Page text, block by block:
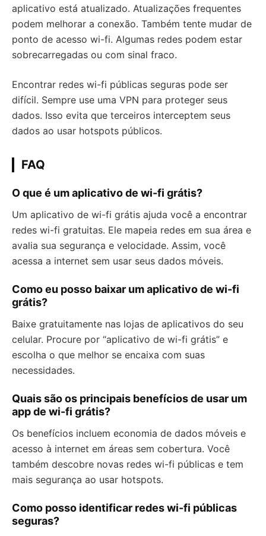
aplicativo está atualizado. Atualizações frequentes
podem melhorar a conexão. Também tente mudar de
ponto de acesso wi-fi. Algumas redes podem estar
sobrecarregadas ou com sinal fraco.
Encontrar redes wi-fi públicas seguras pode ser
difícil. Sempre use uma VPN para proteger seus
dados. Isso evita que terceiros interceptem seus
dados ao usar hotspots públicos.
FAQ
O que é um aplicativo de wi-fi grátis?
Um aplicativo de wi-fi grátis ajuda você a encontrar
redes wi-fi gratuitas. Ele mapeia redes em sua área e
avalia sua segurança e velocidade. Assim, você
acessa a internet sem usar seus dados móveis.
Como eu posso baixar um aplicativo de wi-fi
grátis?
Baixe gratuitamente nas lojas de aplicativos do seu
celular. Procure por “aplicativo de wi-fi grátis” e
escolha o que melhor se encaixa com suas
necessidades.
Quais são os principais benefícios de usar um
app de wi-fi grátis?
Os benefícios incluem economia de dados móveis e
acesso à internet em áreas sem cobertura. Você
também descobre novas redes wi-fi públicas e tem
mais segurança ao usar hotspots.
Como posso identificar redes wi-fi públicas
seguras?